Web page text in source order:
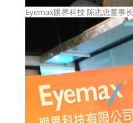
Eyemax眼界科技 陈志忠董事